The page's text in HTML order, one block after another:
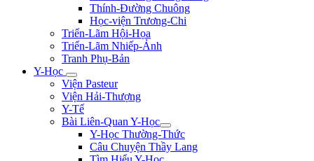
Thính-Đường Chuông
Học-viện Trương-Chi
Triển-Lãm Hội-Họa
Triển-Lãm Nhiếp-Ảnh
Tranh Phụ-Bản
Y-Học
Viện Pasteur
Viện Hải-Thượng
Y-Tế
Bài Liên-Quan Y-Học
Y-Học Thường-Thức
Câu Chuyện Thầy Lang